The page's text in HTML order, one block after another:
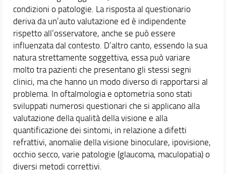
condizioni o patologie. La risposta al questionario
deriva da un’auto valutazione ed è indipendente
rispetto all’osservatore, anche se può essere
influenzata dal contesto. D’altro canto, essendo la sua
natura strettamente soggettiva, essa può variare
molto tra pazienti che presentano gli stessi segni
clinici, ma che hanno un modo diverso di rapportarsi al
problema. In oftalmologia e optometria sono stati
sviluppati numerosi questionari che si applicano alla
valutazione della qualità della visione e alla
quantificazione dei sintomi, in relazione a difetti
refrattivi, anomalie della visione binoculare, ipovisione,
occhio secco, varie patologie (glaucoma, maculopatia) o
diversi metodi correttivi.